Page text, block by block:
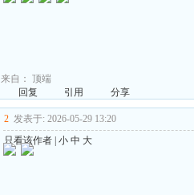
来自： 顶端
回复
引用 分享
2 发表于: 2026-05-29 13:20
只看该作者 小 中 大